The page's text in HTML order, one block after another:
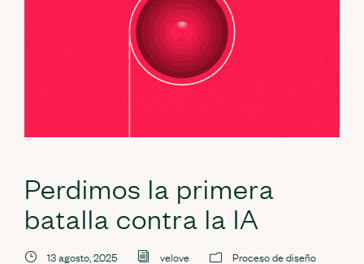
Perdimos la primera
batalla contra la IA
13 agosto, 2025 velove Proceso de diseño